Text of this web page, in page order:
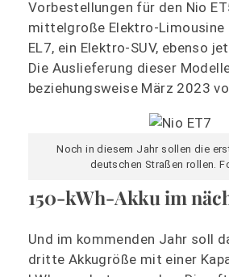
Vorbestellungen für den Nio
mittelgroße Elektro-Limousine
EL7, ein Elektro-SUV, ebenso
Die Auslieferung dieser
beziehungsweise März 2023
Noch in diesem Jahr sollen die
deutschen Straßen rollen.
150-kWh-Akku im
Und im kommenden Jahr soll
dritte Akkugröße mit einer